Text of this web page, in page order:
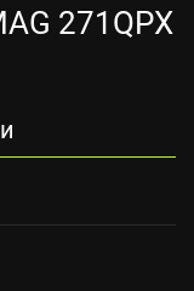
271QPX